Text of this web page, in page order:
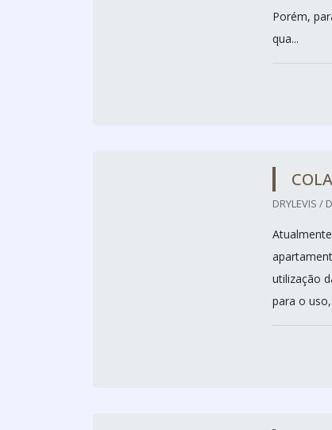
Porém,
qua...
DRYLEVIS /
utilização
para o